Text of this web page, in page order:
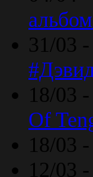
31/03 -
18/03 -
Of
18/03 -
12/03 -